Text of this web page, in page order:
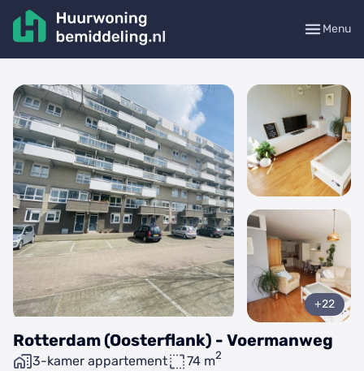
Menu
Rotterdam (Oosterflank) - Voermanweg
3-kamer appartement 74 m2
+22